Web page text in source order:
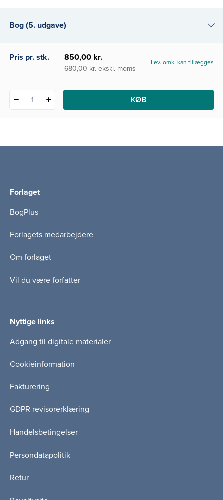
opdateret i tråd med ny viden og
Bog (5. udgave)
Bog (4. udgave)
Pris pr. stk. 850,00 kr.
680,00 kr. ekskl. moms
Lev. omk. kan tillægges
1 KØB
Forlaget
BogPlus
Forlagets medarbejdere
Om forlaget
Vil du være forfatter
Nyttige links
Adgang til digitale materialer
Cookieinformation
Fakturering
GDPR revisorerklæring
Handelsbetingelser
Persondatapolitik
Retur